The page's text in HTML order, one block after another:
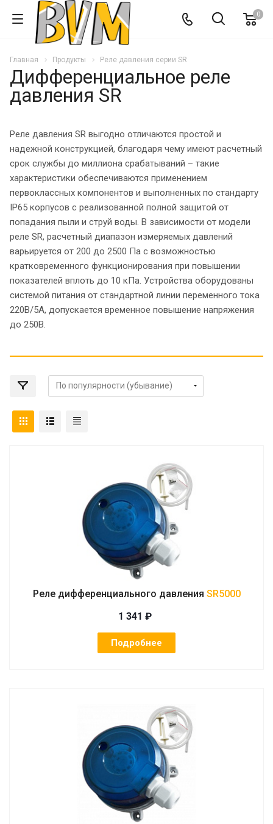
0
Главная Продукты Реле давления серии SR
Дифференциальное реле
давления SR
Реле давления SR выгодно отличаются простой и
надежной конструкцией, благодаря чему имеют расчетный
срок службы до миллиона срабатываний – такие
характеристики обеспечиваются применением
первоклассных компонентов и выполненных по стандарту
IP65 корпусов с реализованной полной защитой от
попадания пыли и струй воды. В зависимости от модели
реле SR, расчетный диапазон измеряемых давлений
варьируется от 200 до 2500 Па с возможностью
кратковременного функционирования при повышении
показателей вплоть до 10 кПа. Устройства оборудованы
системой питания от стандартной линии переменного тока
220В/5А, допускается временное повышение напряжения
до 250В.
Реле дифференциального давления SR5000
1 341 ₽
Подробнее